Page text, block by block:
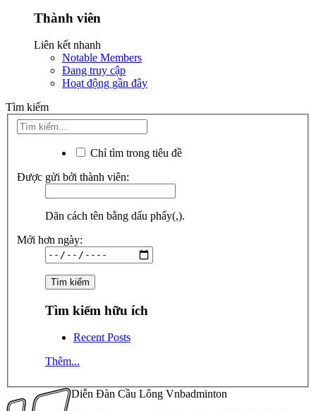
Thành viên
Liên kết nhanh
Notable Members
Đang truy cập
Hoạt động gần đây
Tìm kiếm
Chỉ tìm trong tiêu đề
Được gửi bởi thành viên:
Dãn cách tên bằng dấu phẩy(,).
Mới hơn ngày:
Tìm kiếm hữu ích
Recent Posts
Thêm...
Diễn Đàn Cầu Lông Vnbadminton